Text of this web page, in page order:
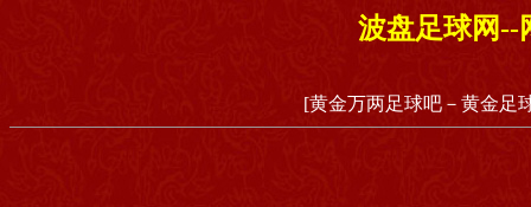
波盘足球网--
[黄金万两足球吧－黄金足